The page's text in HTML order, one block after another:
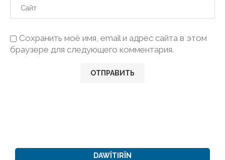
Сохранить моё имя, email и адрес сайта в этом
браузере для следующего комментария.
DAWÎTIRÎN